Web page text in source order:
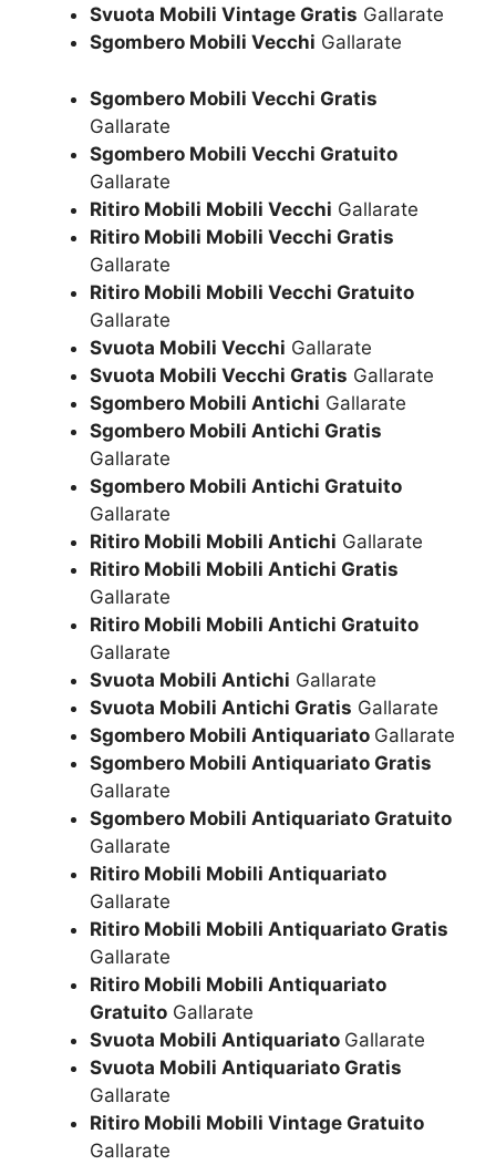
Svuota Mobili Vintage Gratis Gallarate
Sgombero Mobili Vecchi Gallarate
Sgombero Mobili Vecchi Gratis
Gallarate
Sgombero Mobili Vecchi Gratuito
Gallarate
Ritiro Mobili Mobili Vecchi Gallarate
Ritiro Mobili Mobili Vecchi Gratis
Gallarate
Ritiro Mobili Mobili Vecchi Gratuito
Gallarate
Svuota Mobili Vecchi Gallarate
Svuota Mobili Vecchi Gratis Gallarate
Sgombero Mobili Antichi Gallarate
Sgombero Mobili Antichi Gratis
Gallarate
Sgombero Mobili Antichi Gratuito
Gallarate
Ritiro Mobili Mobili Antichi Gallarate
Ritiro Mobili Mobili Antichi Gratis
Gallarate
Ritiro Mobili Mobili Antichi Gratuito
Gallarate
Svuota Mobili Antichi Gallarate
Svuota Mobili Antichi Gratis Gallarate
Sgombero Mobili Antiquariato Gallarate
Sgombero Mobili Antiquariato Gratis
Gallarate
Sgombero Mobili Antiquariato Gratuito
Gallarate
Ritiro Mobili Mobili Antiquariato
Gallarate
Ritiro Mobili Mobili Antiquariato Gratis
Gallarate
Ritiro Mobili Mobili Antiquariato
Gratuito Gallarate
Svuota Mobili Antiquariato Gallarate
Svuota Mobili Antiquariato Gratis
Gallarate
Ritiro Mobili Mobili Vintage Gratuito
Gallarate